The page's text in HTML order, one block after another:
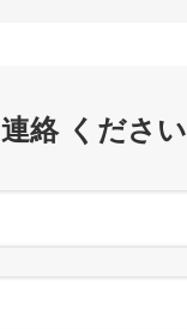
連絡 ください